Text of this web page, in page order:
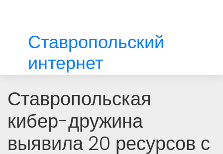
Ставропольский
интернет
Ставропольская
кибер-дружина
выявила 20 ресурсов с